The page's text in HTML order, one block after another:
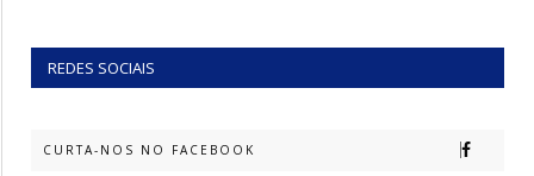
REDES SOCIAIS
CURTA-NOS NO FACEBOOK